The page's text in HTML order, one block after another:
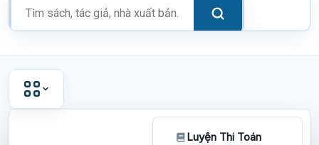
kiếm
phẩm
Luyện Thi Toán